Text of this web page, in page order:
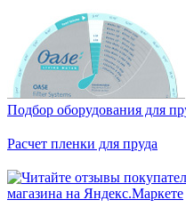
Подбор оборудования для
Расчет пленки для пруда